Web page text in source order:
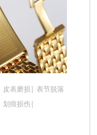
黑龙江省鹤岗市向阳区红军路腕
黑龙江省黑河市爱辉区中央街腕
黑龙江省鸡西市鸡冠区红军路腕
黑龙江省佳木斯市向阳区长安路
黑龙江省牡丹江市东安区太平路
黑龙江省七台河市桃山区大同街
黑龙江省齐齐哈尔市龙沙区龙华
黑龙江省双鸭山市尖山区新兴大
皮表磨损
表节脱落
划痕损伤